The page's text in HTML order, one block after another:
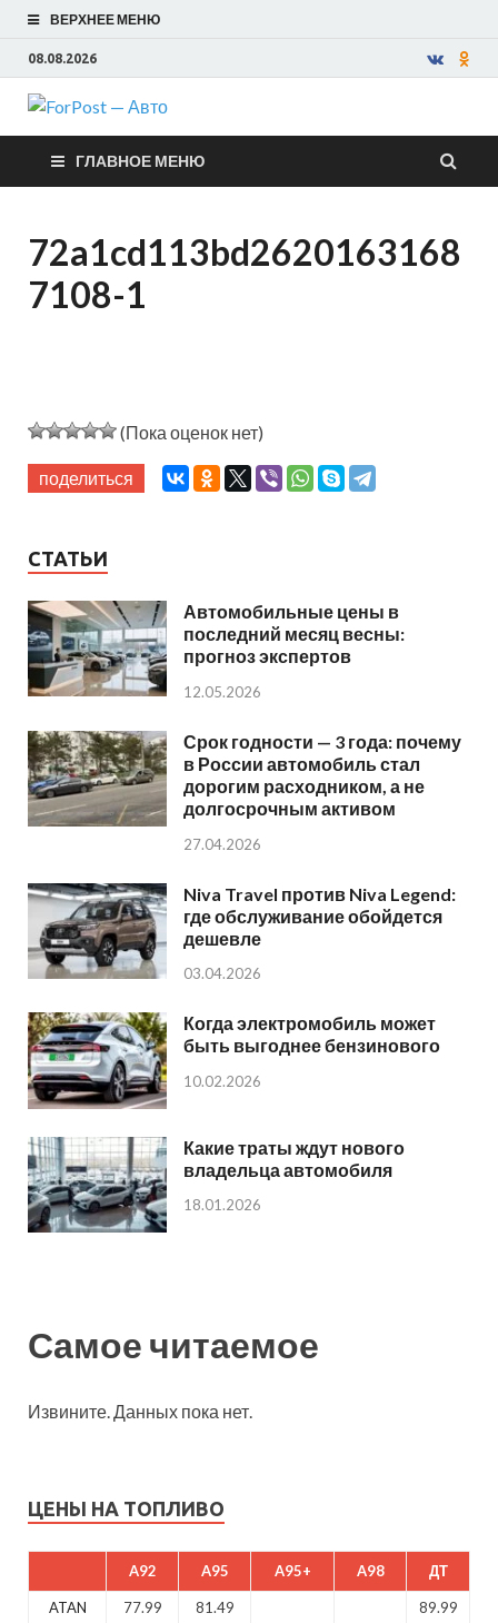
ВЕРХНЕЕ МЕНЮ
08.08.2026
ForPost —
Авто
ГЛАВНОЕ МЕНЮ
72a1cd113bd2620163168
7108-1
(Пока оценок нет)
поделиться
СТАТЬИ
Автомобильные цены в
последний месяц весны:
прогноз экспертов
12.05.2026
Срок годности — 3 года: почему
в России автомобиль стал
дорогим расходником, а не
долгосрочным активом
27.04.2026
Niva Travel против Niva Legend:
где обслуживание обойдется
дешевле
03.04.2026
Когда электромобиль может
быть выгоднее бензинового
10.02.2026
Какие траты ждут нового
владельца автомобиля
18.01.2026
Самое читаемое
Извините. Данных пока нет.
ЦЕНЫ НА ТОПЛИВО
A92 A95 A95+ A98 ДТ
ATAN 77.99 81.49
89.99